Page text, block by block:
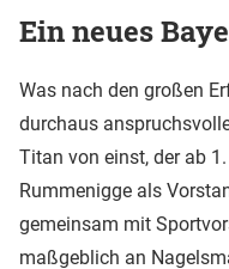
Ein neues
Was nach den großen
durchaus
Titan von einst, der ab
Rummenigge als
gemeinsam mit
maßgeblich an